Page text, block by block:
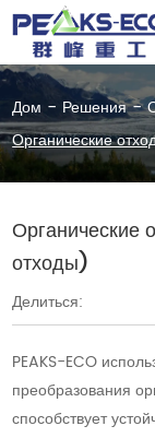
Дом - Решения-
Органические
отходы)
Делиться:
PEAKS-ECO
преобразования
способствует